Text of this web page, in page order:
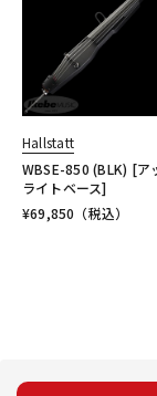
Hallstatt
WBSE-850 (BLK) [ア
ライトベース]
¥69,850 （税込）